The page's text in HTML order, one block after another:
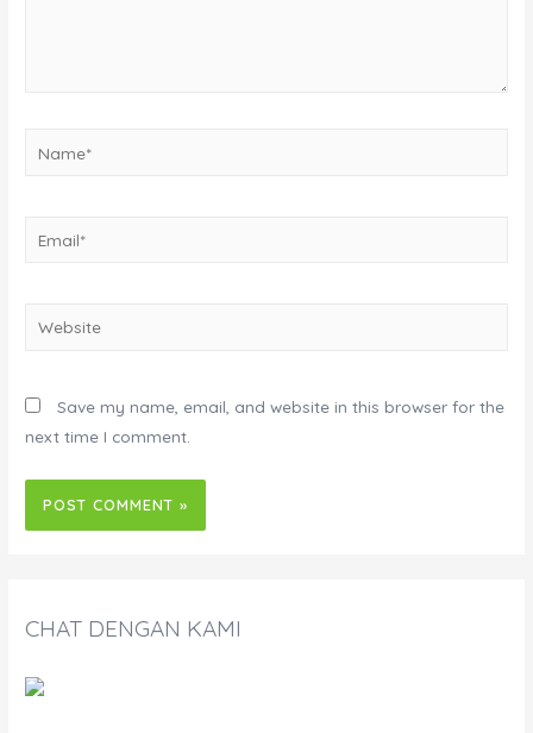
Website
Save my name, email, and website in this browser for the
next time I comment.
CHAT DENGAN KAMI